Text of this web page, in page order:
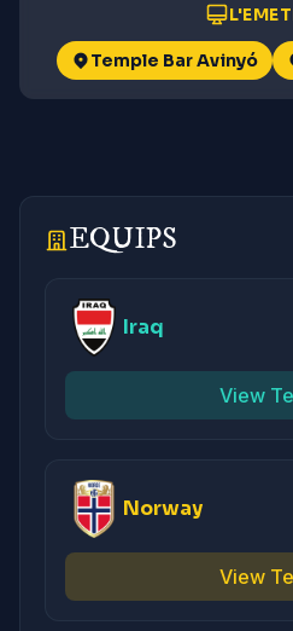
Temple Bar Avinyó
EQUIPS
Iraq
View
Norway
View